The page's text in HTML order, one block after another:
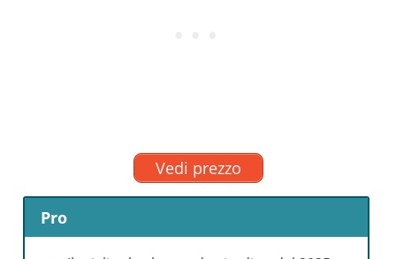
Vedi prezzo
Pro